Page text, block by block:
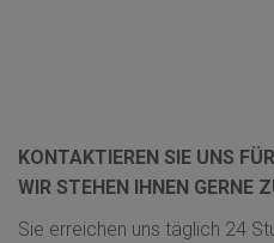
KONTAKTIEREN SIE UNS
WIR STEHEN IHNEN GERNE
Sie erreichen uns täglich 24